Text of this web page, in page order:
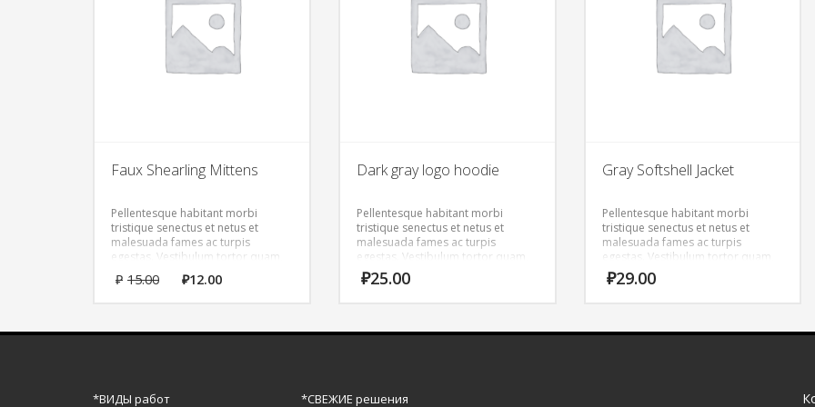
Faux Shearling Mittens
Pellentesque habitant morbi
tristique senectus et netus et
malesuada fames ac turpis
egestas. Vestibulum tortor quam,
feugiat vitae, ultricies eget, tempor
sit amet, ante. Donec eu libero sit
Mauris placerat eleifend leo.
₽ 15.00 ₽12.00
Dark gray logo hoodie
Pellentesque habitant morbi
tristique senectus et netus et
malesuada fames ac turpis
egestas. Vestibulum tortor quam,
feugiat vitae, ultricies eget, tempor
sit amet, ante. Donec eu libero sit
Mauris placerat eleifend leo.
₽25.00
Gray Softshell Jacket
Pellentesque habitant morbi
tristique senectus et netus et
malesuada fames ac turpis
egestas. Vestibulum tortor quam,
feugiat vitae, ultricies eget, tempor
sit amet, ante. Donec eu libero sit
Mauris placerat eleifend leo.
₽29.00
*ВИДЫ работ *СВЕЖИЕ решения